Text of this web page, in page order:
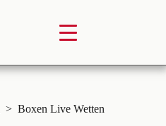
> Boxen Live Wetten